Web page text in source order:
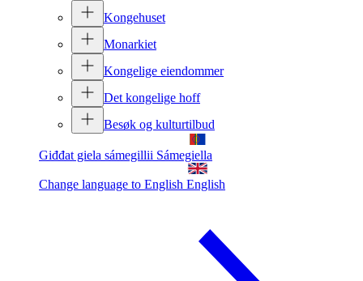
Kongehuset
Monarkiet
Kongelige eiendommer
Det kongelige hoff
Besøk og kulturtilbud
Giđđat giela sámegillii Sámegiella
Change language to English English